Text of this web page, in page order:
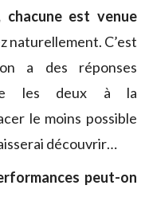
chacune est venue
naturellement. C’est
a des réponses
les deux à la
le moins possible
découvrir…
peut-on